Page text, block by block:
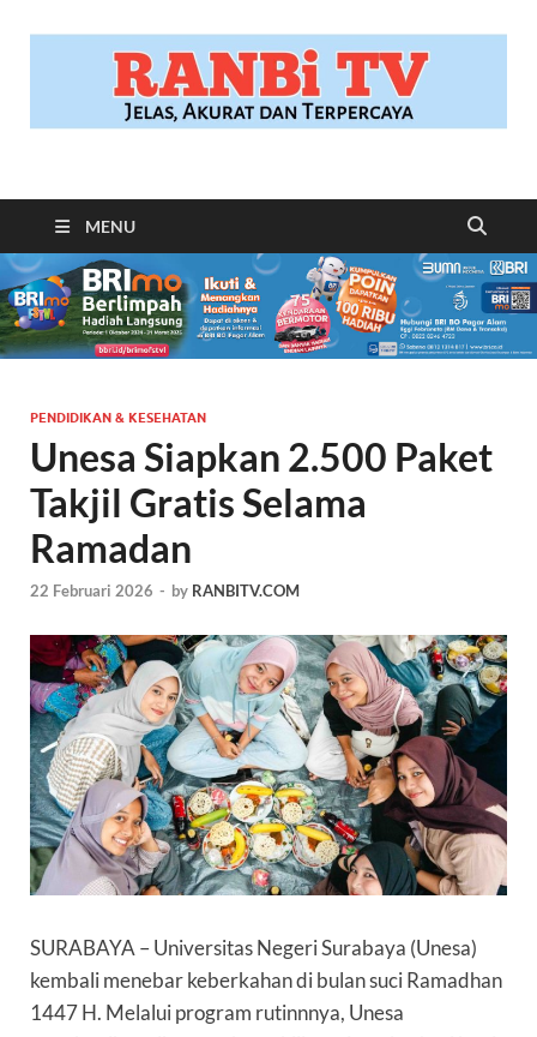
RANBITV.COM
MENU
PENDIDIKAN & KESEHATAN
Unesa Siapkan 2.500 Paket
Takjil Gratis Selama
Ramadan
22 Februari 2026 - by RANBITV.COM
SURABAYA –Universitas Negeri Surabaya (Unesa)
kembali menebar keberkahan di bulan suci Ramadhan
1447 H. Melalui program rutinnnya, Unesa